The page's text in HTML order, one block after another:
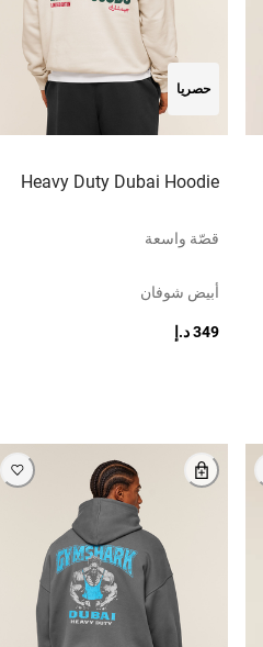
حصريا
Heavy Duty Dubai Hoodie
قصّة واسعة
أبيض شوفان
349 د.إ